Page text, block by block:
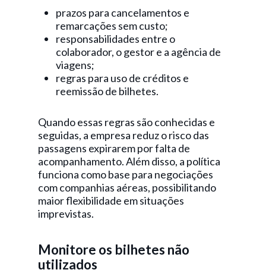
prazos para cancelamentos e
remarcações sem custo;
responsabilidades entre o
colaborador, o gestor e a agência de
viagens;
regras para uso de créditos e
reemissão de bilhetes.
Quando essas regras são conhecidas e
seguidas, a empresa reduz o risco das
passagens expirarem por falta de
acompanhamento. Além disso, a política
funciona como base para negociações
com companhias aéreas, possibilitando
maior flexibilidade em situações
imprevistas.
Monitore os bilhetes não
utilizados